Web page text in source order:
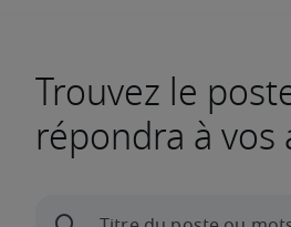
Trouvez le
répondra à